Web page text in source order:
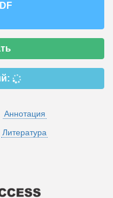
Аннотация
Литература